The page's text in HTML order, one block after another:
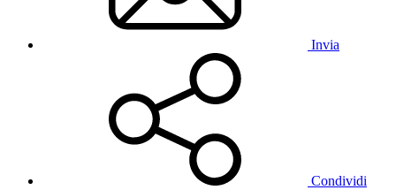
Invia
Condividi